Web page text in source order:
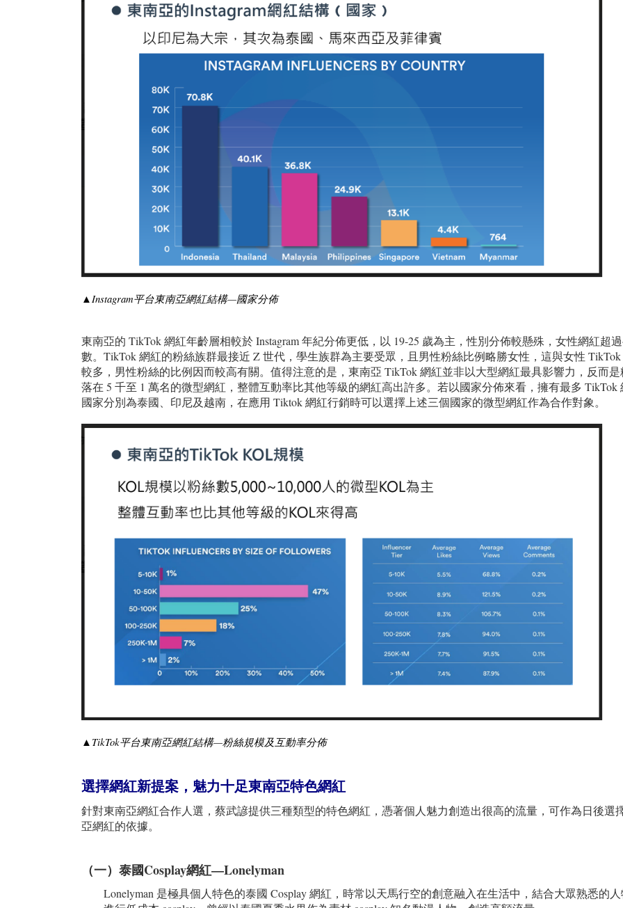
▲Instagram平台東南亞網紅結構—國家分佈
東南亞的 TikTok 網紅年齡層相較於 Instagram 年紀分佈更低，以 19-25 歲為主，性別分佈較懸殊，女性網紅超
數。TikTok 網紅的粉絲族群最接近 Z 世代，學生族群為主要受眾，且男性粉絲比例略勝女性，這與女性 TikTok
較多，男性粉絲的比例因而較高有關。值得注意的是，東南亞 TikTok 網紅並非以大型網紅最具影響力，反而是
落在 5 千至 1 萬名的微型網紅，整體互動率比其他等級的網紅高出許多。若以國家分佈來看，擁有最多 TikTok
國家分別為泰國、印尼及越南，在應用 Tiktok 網紅行銷時可以選擇上述三個國家的微型網紅作為合作對象。
▲TikTok平台東南亞網紅結構—粉絲規模及互動率分佈
選擇網紅新提案，魅力十足東南亞特色網紅
針對東南亞網紅合作人選，蔡武諺提供三種類型的特色網紅，憑著個人魅力創造出很高的流量，可作為日後選
亞網紅的依據。
（一）泰國Cosplay網紅—Lonelyman
Lonelyman 是極具個人特色的泰國 Cosplay 網紅，時常以天馬行空的創意融入在生活中，結合大眾熟悉的